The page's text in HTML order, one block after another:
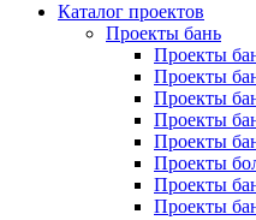
Каталог проектов
Проекты бань
Проекты
Проекты
Проекты
Проекты
Проекты
Проекты
Проекты
Проекты